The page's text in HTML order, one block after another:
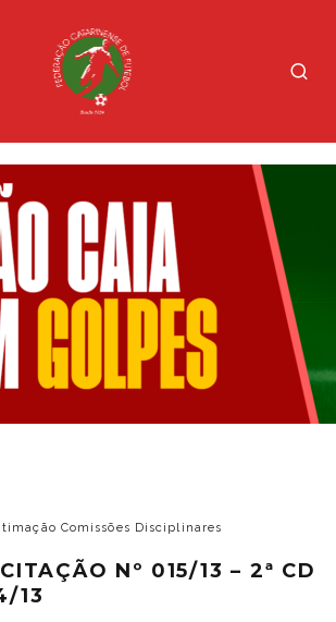
Comissões Disciplinares
Nº 015/13 – 2ª CD
13